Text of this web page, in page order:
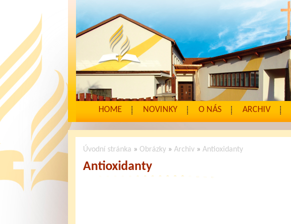
HOME NOVINKY O NÁS ARCHIV
Úvodní stránka » Obrázky» Archiv» Antioxidanty
Antioxidanty